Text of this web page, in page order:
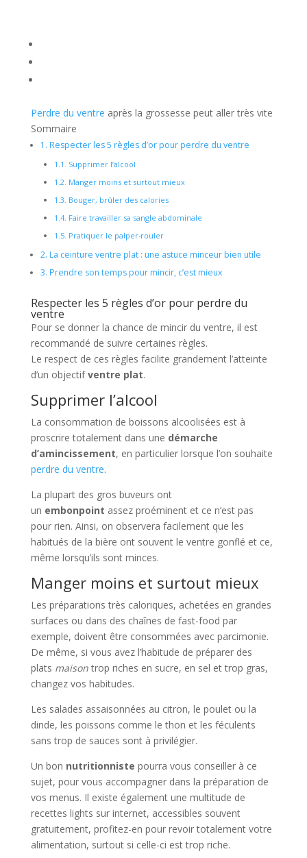
Perdre du ventre après la grossesse peut aller très vite
Sommaire
1. Respecter les 5 règles d’or pour perdre du ventre
1.1. Supprimer l’alcool
1.2. Manger moins et surtout mieux
1.3. Bouger, brûler des calories
1.4. Faire travailler sa sangle abdominale
1.5. Pratiquer le palper-rouler
2. La ceinture ventre plat : une astuce minceur bien utile
3. Prendre son temps pour mincir, c’est mieux
Respecter les 5 règles d’or pour perdre du
ventre
Pour se donner la chance de mincir du ventre, il est
recommandé de suivre certaines règles.
Le respect de ces règles facilite grandement l’atteinte
d’un objectifventre plat.
Supprimer l’alcool
La consommation de boissons alcoolisées est à
proscrire totalement dans une démarche
d’amincissement, en particulier lorsque l’on souhaite
perdre du ventre.
La plupart des gros buveurs ont
un embonpoint assez proéminent et ce n’est pas
pour rien. Ainsi, on observera facilement que les
habitués de la bière ont souvent le ventre gonflé et ce,
même lorsqu’ils sont minces.
Manger moins et surtout mieux
Les préparations très caloriques, achetées en grandes
surfaces ou dans des chaînes de fast-food par
exemple, doivent être consommées avec parcimonie.
De même, si vous avez l’habitude de préparer des
plats maisontrop riches en sucre, en sel et trop gras,
changez vos habitudes.
Les salades assaisonnées au citron, le poulet ou la
dinde, les poissons comme le thon et les féculents
sans trop de sauces sont à privilégier.
Un bon nutritionniste pourra vous conseiller à ce
sujet, pour vous accompagner dans la préparation de
vos menus. Il existe également une multitude de
recettes lights sur internet, accessibles souvent
gratuitement, profitez-en pour revoir totalement votre
alimentation, surtout si celle-ci est trop riche.